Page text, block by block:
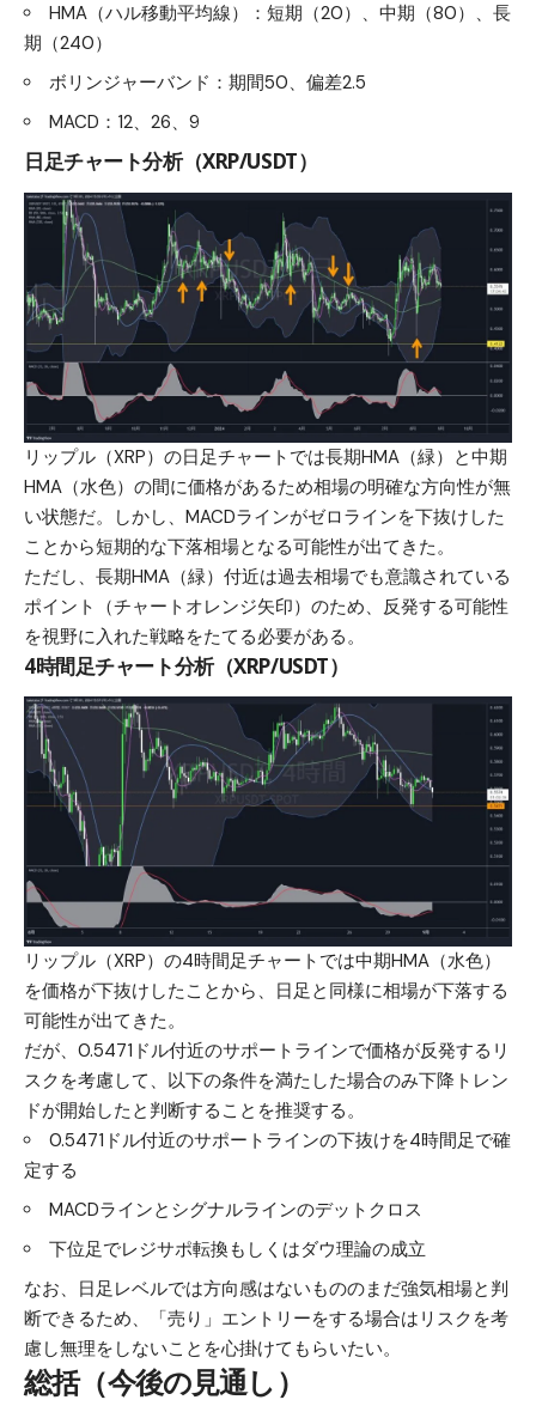
HMA（ハル移動平均線）：短期（20）、中期（80）、長
期（240）
ボリンジャーバンド：期間50、偏差2.5
MACD：12、26、9
日足チャート分析（XRP/USDT）
リップル（XRP）の日足チャートでは長期HMA（緑）と中期
HMA（水色）の間に価格があるため相場の明確な方向性が無
い状態だ。しかし、MACDラインがゼロラインを下抜けした
ことから短期的な下落相場となる可能性が出てきた。
ただし、長期HMA（緑）付近は過去相場でも意識されている
ポイント（チャートオレンジ矢印）のため、反発する可能性
を視野に入れた戦略をたてる必要がある。
4時間足チャート分析（XRP/USDT）
リップル（XRP）の4時間足チャートでは中期HMA（水色）
を価格が下抜けしたことから、日足と同様に相場が下落する
可能性が出てきた。
だが、0.5471ドル付近のサポートラインで価格が反発するリ
スクを考慮して、以下の条件を満たした場合のみ下降トレン
ドが開始したと判断することを推奨する。
0.5471ドル付近のサポートラインの下抜けを4時間足で確
定する
MACDラインとシグナルラインのデットクロス
下位足でレジサポ転換もしくはダウ理論の成立
なお、日足レベルでは方向感はないもののまだ強気相場と判
断できるため、「売り」エントリーをする場合はリスクを考
慮し無理をしないことを心掛けてもらいたい。
総括（今後の見通し）